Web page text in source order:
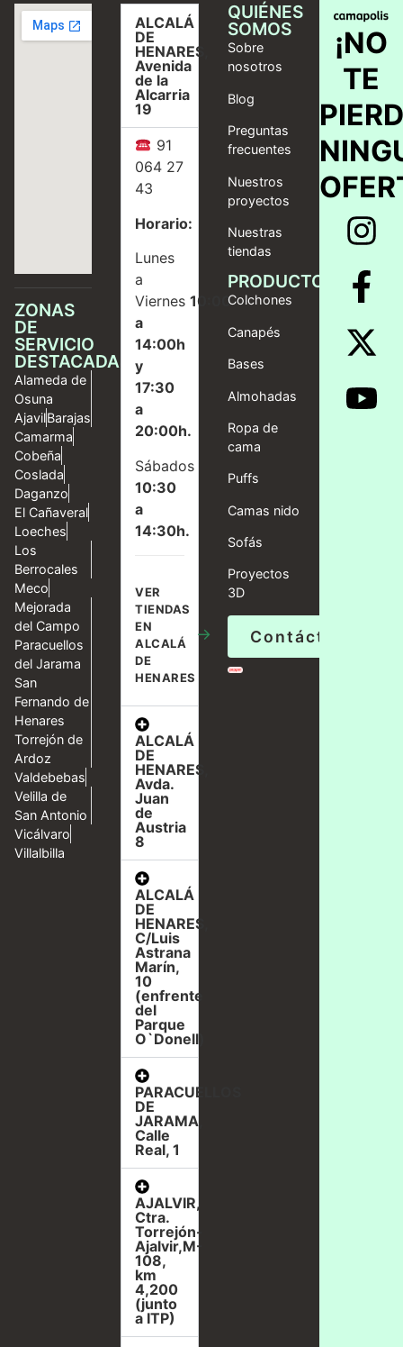
ZONAS
DE
SERVICIO
DESTACADAS
Alameda de
Osuna
AjavilBarajas
Camarma
Cobeña
Coslada
Daganzo
El Cañaveral
Loeches
Los
Berrocales
Meco
Mejorada
del Campo
Paracuellos
del Jarama
San
Fernando de
Henares
Torrejón de
Ardoz
Valdebebas
Velilla de
San Antonio
Vicálvaro
Villalbilla
ALCALÁ
DE
HENARES,
Avenida
de la
Alcarria
19
91
064 27
43
Horario:
Lunes
a
Viernes10:00
a
14:00h
y
17:30
a
20:00h.
Sábados
10:30
a
14:30h.
VER
TIENDAS
EN
ALCALÁ
DE
HENARES
→
ALCALÁ
DE
HENARES,
Avda.
Juan
de
Austria
8
ALCALÁ
DE
HENARES,
C/Luis
Astrana
Marín,
10
(enfrente
del
Parque
O`Donell)
PARACUELLOS
DE
JARAMA,
Calle
Real, 1
AJALVIR,
Ctra.
Torrejón-
Ajalvir,M-
108,
km
4,200
(junto
a ITP)
QUIÉNES
SOMOS
Sobre
nosotros
Blog
Preguntas
frecuentes
Nuestros
proyectos
Nuestras
tiendas
PRODUCTOS
Colchones
Canapés
Bases
Almohadas
Ropa de
cama
Puffs
Camas nido
Sofás
Proyectos
3D
Contáctanos
¡NO
TE